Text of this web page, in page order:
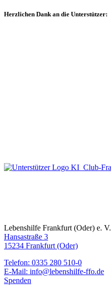
Herzlichen Dank an die Unterstützer:
Lebenshilfe Frankfurt (Oder) e. V.
Hansastraße 3
15234 Frankfurt (Oder)
Telefon: 0335 280 510-0
E-Mail: info@lebenshilfe-ffo.de
Spenden